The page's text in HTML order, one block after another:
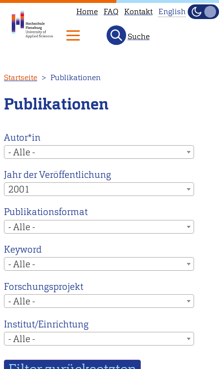
zum
Inhalt
Home FAQ Kontakt
to
our
main
instead.
English
Hell
Suche
Startseite Publikationen
Publikationen
Autor*in
- Alle -
Jahr der Veröffentlichung
2001
Publikationsformat
- Alle -
Keyword
- Alle -
Forschungsprojekt
- Alle -
Institut/Einrichtung
- Alle -